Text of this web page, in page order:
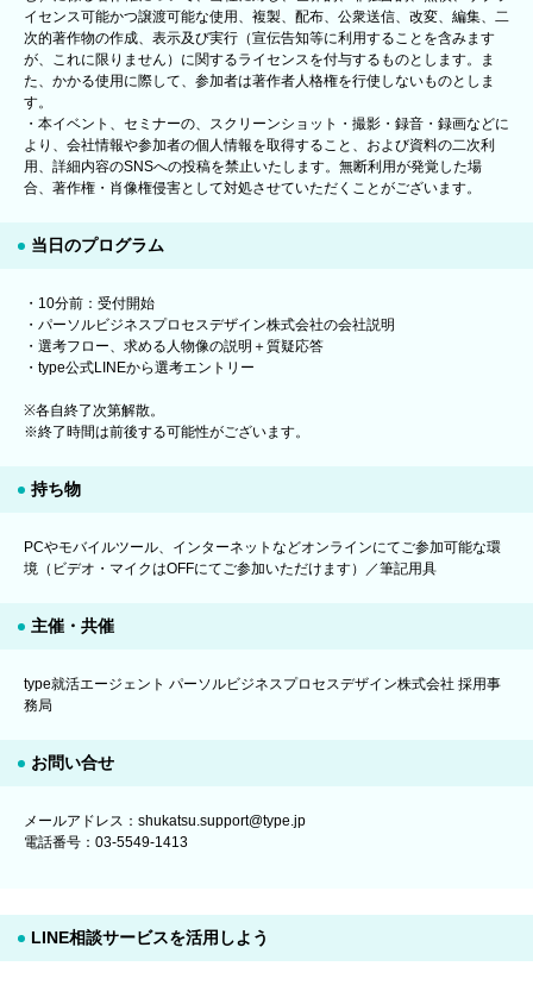
イセンス可能かつ譲渡可能な使用、複製、配布、公衆送信、改変、編集、二
次的著作物の作成、表示及び実行（宣伝告知等に利用することを含みます
が、これに限りません）に関するライセンスを付与するものとします。ま
た、かかる使用に際して、参加者は著作者人格権を行使しないものとしま
す。
・本イベント、セミナーの、スクリーンショット・撮影・録音・録画などに
より、会社情報や参加者の個人情報を取得すること、および資料の二次利
用、詳細内容のSNSへの投稿を禁止いたします。無断利用が発覚した場
合、著作権・肖像権侵害として対処させていただくことがございます。
当日のプログラム
・10分前：受付開始
・パーソルビジネスプロセスデザイン株式会社の会社説明
・選考フロー、求める人物像の説明＋質疑応答
・type公式LINEから選考エントリー
※各自終了次第解散。
※終了時間は前後する可能性がございます。
持ち物
PCやモバイルツール、インターネットなどオンラインにてご参加可能な環
境（ビデオ・マイクはOFFにてご参加いただけます）／筆記用具
主催・共催
type就活エージェント パーソルビジネスプロセスデザイン株式会社 採用事
務局
お問い合せ
メールアドレス：shukatsu.support@type.jp
電話番号：03-5549-1413
LINE相談サービスを活用しよう